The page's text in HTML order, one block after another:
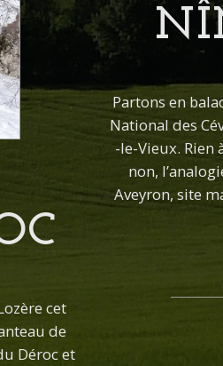
cet
de
Déroc et
Partons en
National des
-le-Vieux. Rien
non,
Aveyron, site